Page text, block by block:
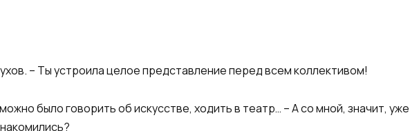
– Ты устроила целое представление перед всем коллективом!
было говорить об искусстве, ходить в театр… – А со мной, значит,